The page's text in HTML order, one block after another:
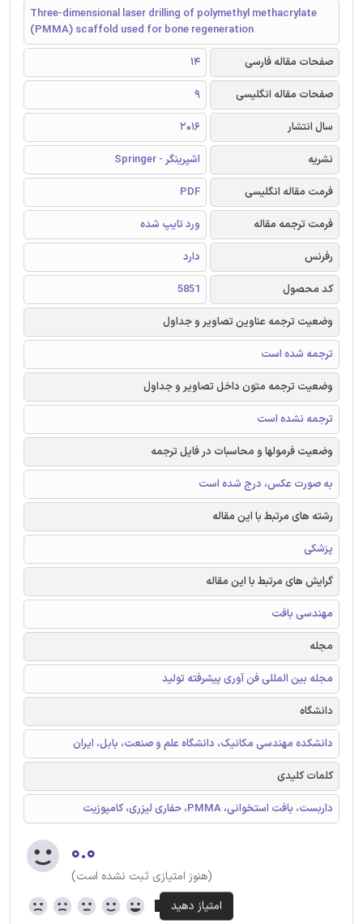
Three-dimensional laser drilling of polymethyl methacrylate
(PMMA) scaffold used for bone regeneration
صفحات مقاله فارسی
14
صفحات مقاله انگلیسی
9
سال انتشار
2016
نشریه
اشپرینگر - Springer
فرمت مقاله انگلیسی
PDF
فرمت ترجمه مقاله
ورد تایپ شده
رفرنس
دارد
کد محصول
5851
وضعیت ترجمه عناوین تصاویر و جداول
ترجمه شده است
وضعیت ترجمه متون داخل تصاویر و جداول
ترجمه نشده است
وضعیت فرمولها و محاسبات در فایل ترجمه
به صورت عکس، درج شده است
رشته های مرتبط با این مقاله
پزشکی
گرایش های مرتبط با این مقاله
مهندسی بافت
مجله
مجله بین المللی فن آوری پیشرفته تولید
دانشگاه
دانشکده مهندسی مکانیک، دانشگاه علم و صنعت، بابل، ایران
کلمات کلیدی
داربست، بافت استخوانی، PMMA، حفاری لیزری، کامپوزیت
۰.۰
(هنوز امتیازی ثبت نشده است)